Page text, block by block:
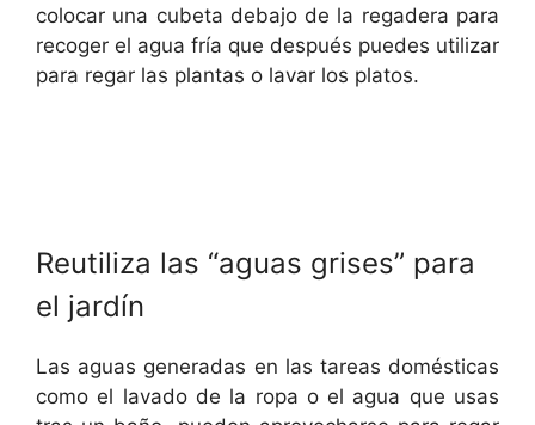
colocar una cubeta debajo de la regadera para
recoger el agua fría que después puedes utilizar
para regar las plantas o lavar los platos.
Reutiliza las “aguas grises” para
el jardín
Las aguas generadas en las tareas domésticas
como el lavado de la ropa o el agua que usas